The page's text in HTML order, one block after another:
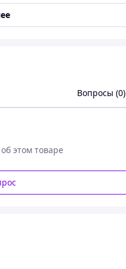
затрат на салоны
Вопросы (0)
этом товаре